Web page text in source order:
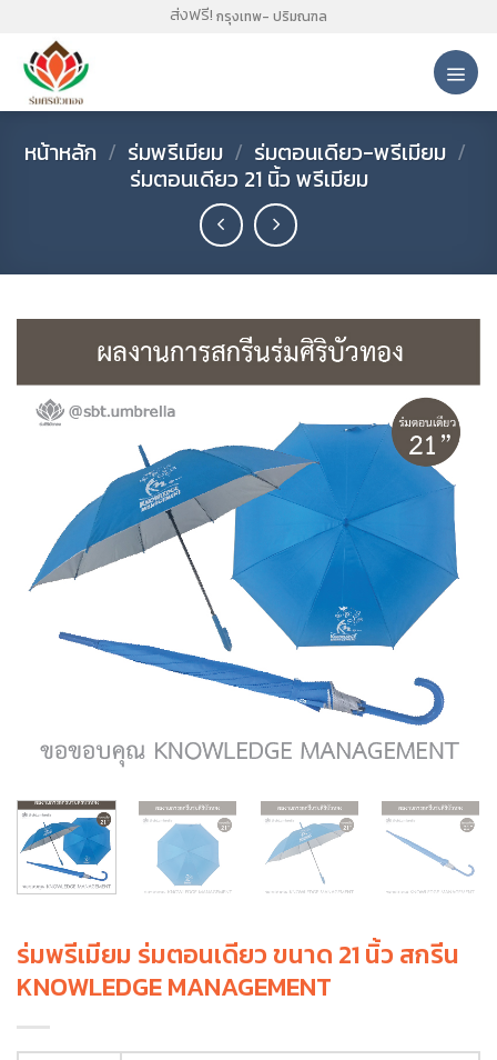
content
ส่งฟรี! กรุงเทพ- ปริมณฑล
หน้าหลัก / ร่มพรีเมียม / ร่มตอนเดียว-พรีเมียม /
ร่มตอนเดียว 21 นิ้ว พรีเมียม
ร่มพรีเมียม ร่มตอนเดียว ขนาด 21 นิ้ว สกรีน
KNOWLEDGE MANAGEMENT